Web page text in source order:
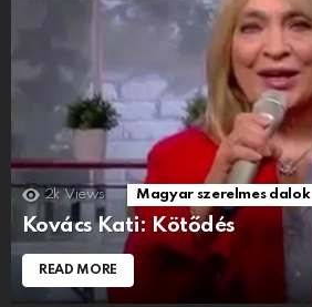
2k Views Magyar szerelmes dalok
Kovács Kati: Kötődés
READ MORE